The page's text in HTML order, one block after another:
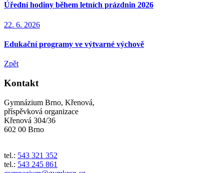
Úřední hodiny během letních prázdnin 2026
22. 6. 2026
Edukační programy ve výtvarné výchově
Zpět
Kontakt
Gymnázium Brno, Křenová,
příspěvková organizace
Křenová 304/36
602 00 Brno
tel.: 543 321 352
tel.: 543 245 861